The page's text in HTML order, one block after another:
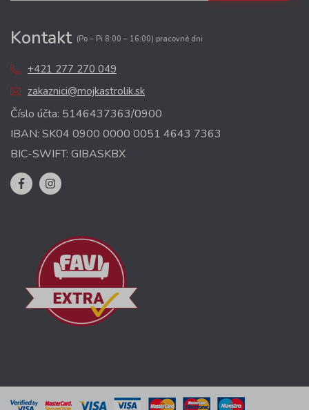
Kontakt (Po – Pi 8:00 – 16:00) pracovné dni
+421 277 270 049
zakaznici@mojkastrolik.sk
Číslo účta: 5146437363/0900
IBAN: SK04 0900 0000 0051 4643 7363
BIC-SWIFT: GIBASKBX